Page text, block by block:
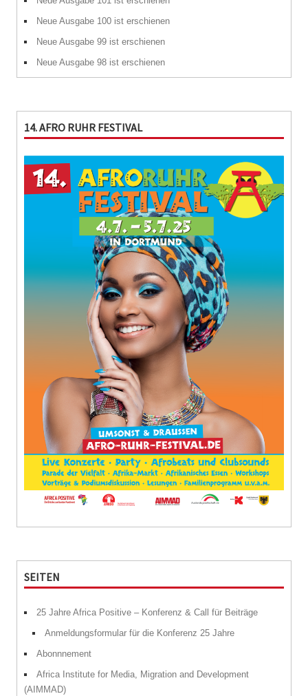
Neue Ausgabe 100 ist erschienen
Neue Ausgabe 99 ist erschienen
Neue Ausgabe 98 ist erschienen
14. AFRO RUHR FESTIVAL
SEITEN
25 Jahre Africa Positive – Konferenz & Call für Beiträge
Anmeldungsformular für die Konferenz 25 Jahre
Abonnnement
Africa Institute for Media, Migration and Development
(AIMMAD)